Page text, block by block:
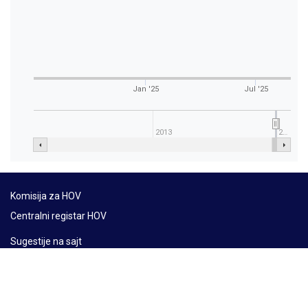
Jan '25 Jul '25
2013 2…
Komisija za HOV
Centralni registar HOV
Sugestije na sajt